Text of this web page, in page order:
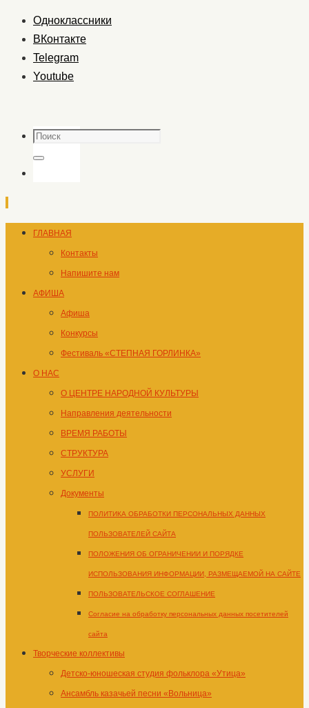
Одноклассники
ВКонтакте
Telegram
Youtube
Поиск
Поиск
Перейти
содержимому
ГЛАВНАЯ
Контакты
Напишите нам
АФИША
Афиша
Конкурсы
Фестиваль «СТЕПНАЯ ГОРЛИНКА»
О НАС
О ЦЕНТРЕ НАРОДНОЙ КУЛЬТУРЫ
Направления деятельности
ВРЕМЯ РАБОТЫ
СТРУКТУРА
УСЛУГИ
Документы
ПОЛИТИКА ОБРАБОТКИ ПЕРСОНАЛЬНЫХ ДАННЫХ
ПОЛЬЗОВАТЕЛЕЙ САЙТА
ПОЛОЖЕНИЯ ОБ ОГРАНИЧЕНИИ И ПОРЯДКЕ
ИСПОЛЬЗОВАНИЯ ИНФОРМАЦИИ, РАЗМЕЩАЕМОЙ НА САЙТЕ
ПОЛЬЗОВАТЕЛЬСКОЕ СОГЛАШЕНИЕ
Согласие на обработку персональных данных посетителей
сайта
Творческие коллективы
Детско-юношеская студия фольклора «Утица»
Ансамбль казачьей песни «Вольница»